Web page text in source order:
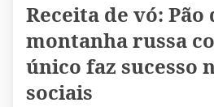
Receita de vó: Pão
montanha russa
único faz sucesso
sociais